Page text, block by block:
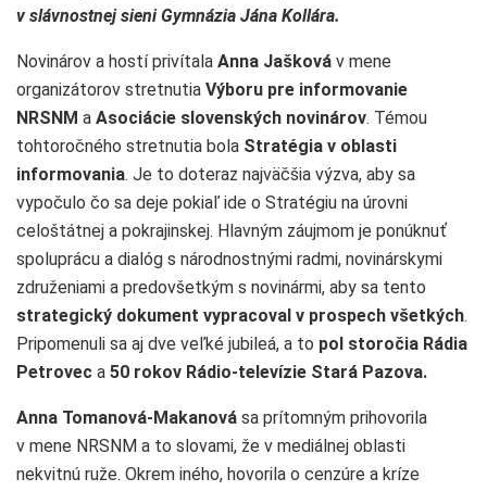
v slávnostnej sieni Gymnázia Jána Kollára.
Novinárov a hostí privítala Anna Jašková v mene
organizátorov stretnutia Výboru pre informovanie
NRSNM a Asociácie slovenských novinárov. Témou
tohtoročného stretnutia bola Stratégia v oblasti
informovania. Je to doteraz najväčšia výzva, aby sa
vypočulo čo sa deje pokiaľ ide o Stratégiu na úrovni
celoštátnej a pokrajinskej. Hlavným záujmom je ponúknuť
spoluprácu a dialóg s národnostnými radmi, novinárskymi
združeniami a predovšetkým s novinármi, aby sa tento
strategický dokument vypracoval v prospech všetkých.
Pripomenuli sa aj dve veľké jubileá, a to pol storočia Rádia
Petrovec a 50 rokov Rádio-televízie Stará Pazova.
Anna Tomanová-Makanová sa prítomným prihovorila
v mene NRSNM a to slovami, že v mediálnej oblasti
nekvitnú ruže. Okrem iného, hovorila o cenzúre a kríze